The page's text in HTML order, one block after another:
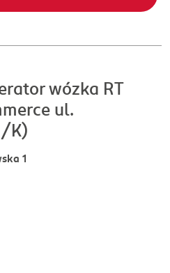
wózka RT
ul.
K)
1